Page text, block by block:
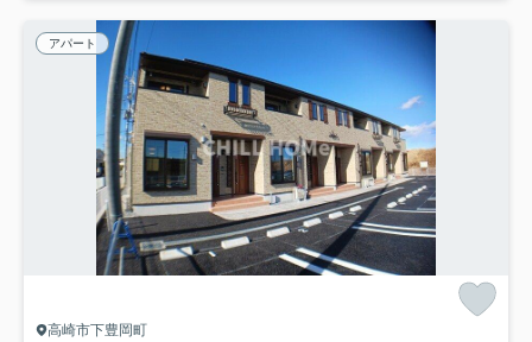
アパート
高崎市下豊岡町